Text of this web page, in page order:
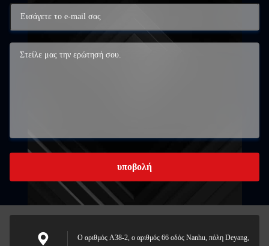
υποβολή
Ο αριθμός A38-2, ο αριθμός 66 οδός Nanhu, πόλη Deyang,